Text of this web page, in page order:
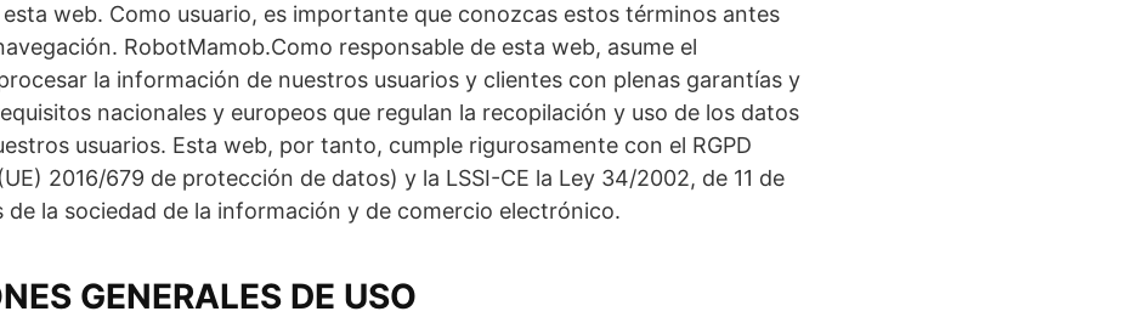
web. Como usuario, es importante que conozcas estos términos antes
RobotMamob.Como responsable de esta web, asume el
la información de nuestros usuarios y clientes con plenas garantías y
nacionales y europeos que regulan la recopilación y uso de los datos
usuarios. Esta web, por tanto, cumple rigurosamente con el RGPD
2016/679 de protección de datos) y la LSSI-CE la Ley 34/2002, de 11 de
de la sociedad de la información y de comercio electrónico.
GENERALES DE USO